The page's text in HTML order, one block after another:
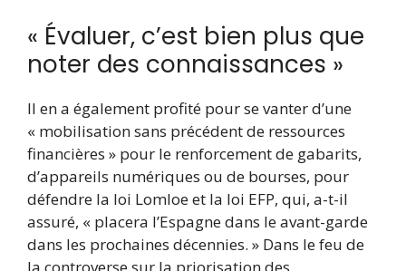
« Évaluer, c’est bien plus que
noter des connaissances »
Il en a également profité pour se vanter d’une
« mobilisation sans précédent de ressources
financières » pour le renforcement de gabarits,
d’appareils numériques ou de bourses, pour
défendre la loi Lomloe et la loi EFP, qui, a-t-il
assuré, « placera l’Espagne dans le avant-garde
dans les prochaines décennies. » Dans le feu de
la controverse sur la priorisation des